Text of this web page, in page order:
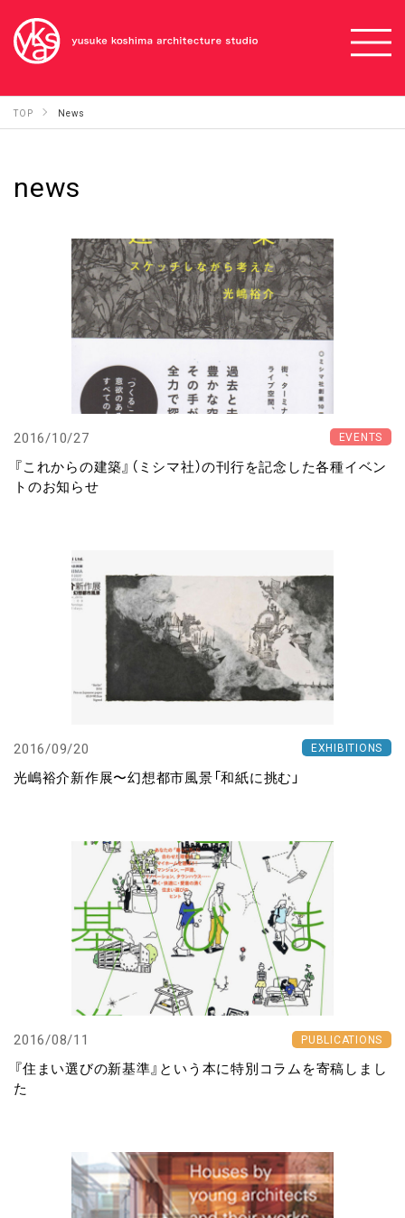
TOP News
news
2016/10/27 EVENTS
『これからの建築』（ミシマ社）の刊行を記念した各種イベン
トのお知らせ
2016/09/20 EXHIBITIONS
光嶋裕介新作展〜幻想都市風景「和紙に挑む」
2016/08/11 PUBLICATIONS
『住まい選びの新基準』という本に特別コラムを寄稿しまし
た